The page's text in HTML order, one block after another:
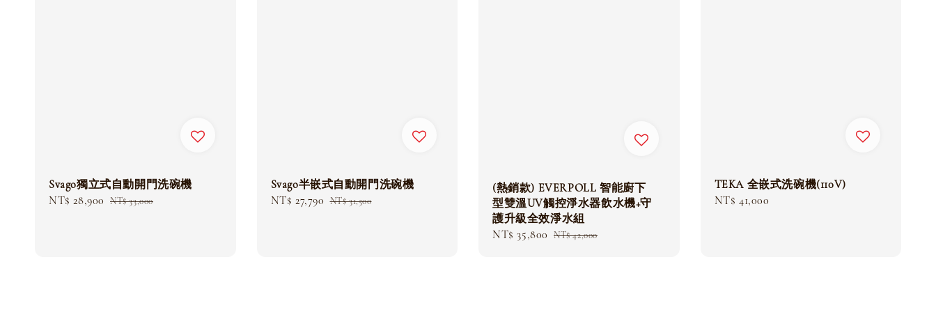
Svago獨立式自動開門洗碗機
Sale
NT$ 28,900 Regular
NT$ 33,000
Svago半嵌式自動開門洗碗機
Sale
NT$ 27,790 Regular
NT$ 31,500
(熱銷款) EVERPOLL 智能廚下
型雙溫UV觸控淨水器飲水機+守
護升級全效淨水組
Sale
NT$ 35,800 Regular
NT$ 42,000
TEKA 全嵌式洗碗機(110V)
Regular
NT$ 41,000